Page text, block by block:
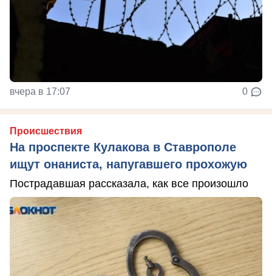
вчера в 17:07 0
Происшествия
На проспекте Кулакова в Ставрополе
ищут онаниста, напугавшего прохожую
Пострадавшая рассказала, как все произошло